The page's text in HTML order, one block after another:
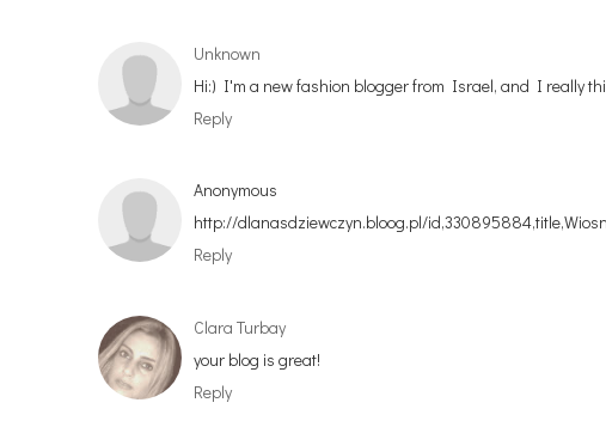
Unknown
Hi:) I'm a new fashion blogger from Israel, and I really
Reply
Anonymous
http://dlanasdziewczyn.bloog.pl/
Reply
Clara Turbay
your blog is great!
Reply